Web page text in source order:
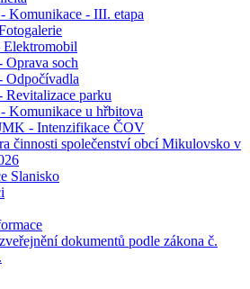
Komunikace - III. etapa
Elektromobil
Oprava soch
Odpočívadla
Revitalizace parku
Komunikace u hřbitova
- Intenzifikace ČOV
činnosti společenství obcí Mikulovsko v
Slanisko
dokumentů podle zákona č.